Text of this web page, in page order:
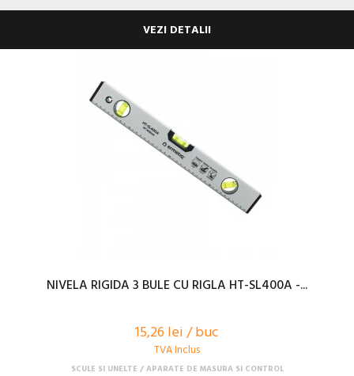
VEZI DETALII
NIVELA RIGIDA 3 BULE CU RIGLA HT-SL400A -...
15,26 lei / buc
TVA Inclus
SCULE SI UNELTE APARATE DE MASURA SI CONTROL